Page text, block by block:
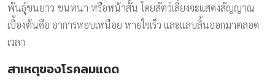
พันธุ์ขนยาว ขนหนา หรือหน้าสั้น โดยสัตว์เลี้ยงจะแสดงสัญญาณ
เบื้องต้นคือ อาการหอบเหนื่อย หายใจเร็ว และแลบลิ้นออกมาตลอด
เวลา
สาเหตุของโรคลมแดด